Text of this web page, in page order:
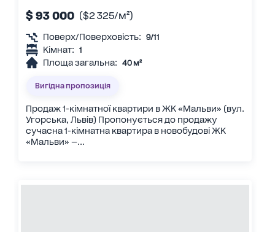
$ 93 000 ($2 325/м²)
Поверх/Поверховість: 9/11
Кімнат: 1
Площа загальна: 40 м²
Вигідна пропозиція
Продаж 1-кімнатної квартири в ЖК «Мальви» (вул.
Угорська, Львів) Пропонується до продажу
сучасна 1-кімнатна квартира в новобудові ЖК
«Мальви» —...